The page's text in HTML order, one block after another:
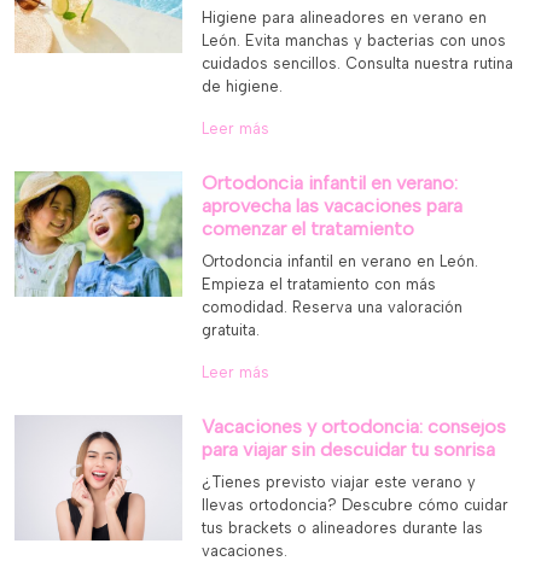
Higiene para alineadores en verano en
León. Evita manchas y bacterias con unos
cuidados sencillos. Consulta nuestra rutina
de higiene.
Leer más
Ortodoncia infantil en verano:
aprovecha las vacaciones para
comenzar el tratamiento
Ortodoncia infantil en verano en León.
Empieza el tratamiento con más
comodidad. Reserva una valoración
gratuita.
Leer más
Vacaciones y ortodoncia: consejos
para viajar sin descuidar tu sonrisa
¿Tienes previsto viajar este verano y
llevas ortodoncia? Descubre cómo cuidar
tus brackets o alineadores durante las
vacaciones.